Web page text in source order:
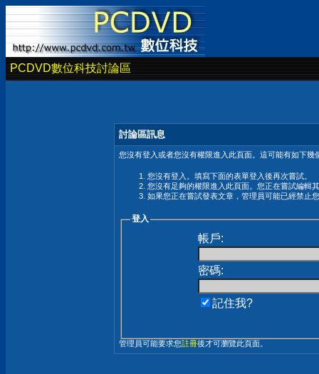
PCDVD數位科技討論區
討論區訊息
您沒有登入或者您沒有權限進入此頁面。這可能有如下幾
您沒有登入。填寫下面的表單登入後再次嘗試。
您沒有足夠的權限進入此頁面。您正在嘗試編輯
如果您正在嘗試發表文章，管理員可能已經禁止
登入
帳戶:
密碼:
記住我?
管理員可能要求您註冊後才可瀏覽此頁面。